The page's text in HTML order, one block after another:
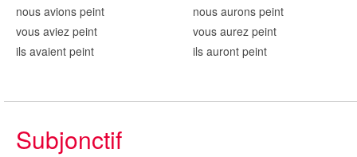
nous avions peint
vous aviez peint
ils avaient peint
nous aurons peint
vous aurez peint
ils auront peint
Subjonctif